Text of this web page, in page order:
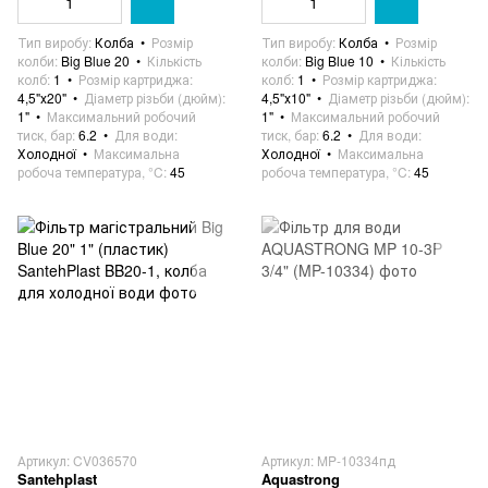
Тип виробу Колба
Розмір
колби Big Blue 20
Кількість
колб 1
Розмір картриджа
4,5"х20"
Діаметр різьби (дюйм)
1"
Максимальний робочий
тиск, бар 6.2
Для води
Холодної
Максимальна
робоча температура, °C 45
Тип виробу Колба
Розмір
колби Big Blue 10
Кількість
колб 1
Розмір картриджа
4,5"х10"
Діаметр різьби (дюйм)
1"
Максимальний робочий
тиск, бар 6.2
Для води
Холодної
Максимальна
робоча температура, °C 45
Артикул: CV036570
Santehplast
Артикул: MP-10334пд
Aquastrong